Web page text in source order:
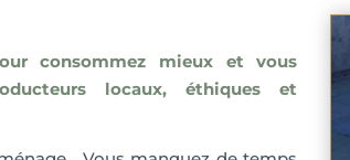
consommez mieux et vous
locaux, éthiques et